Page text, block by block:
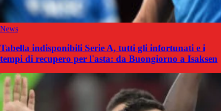
News
Tabella indisponibili Serie A, tutti gli infortunati e i
tempi di recupero per l'asta: da Buongiorno a Isaksen